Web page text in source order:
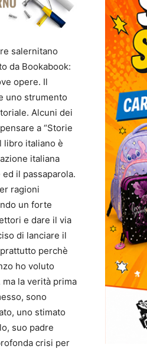
salernitano
da Bookabook:
opere. Il
uno strumento
Alcuni dei
a “Storie
libro italiano è
italiana
il passaparola.
ragioni
un forte
e dare il via
di lanciare il
perchè
ho voluto
la verità prima
sono
uno stimato
suo padre
crisi per